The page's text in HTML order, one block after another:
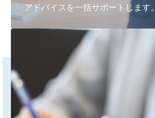
アドバイスを一括サポートします。